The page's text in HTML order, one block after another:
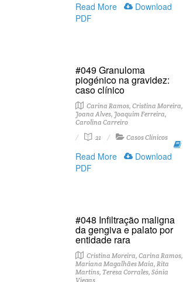
Read More
Download
PDF
#049 Granuloma
piogénico na gravidez:
caso clínico
Carina Ramos, Cristina Moreira,
Joana Alves, Joaquim Ferreira,
Carolina Carreiro
21
Casos Clínicos
Read More
Download
PDF
#048 Infiltração maligna
da gengiva e palato por
entidade rara
Cristina Moreira, Carina Ramos,
Mariana Magalhães Maia, Rita
Martins, Teresa Corrales, Sónia
Viegas